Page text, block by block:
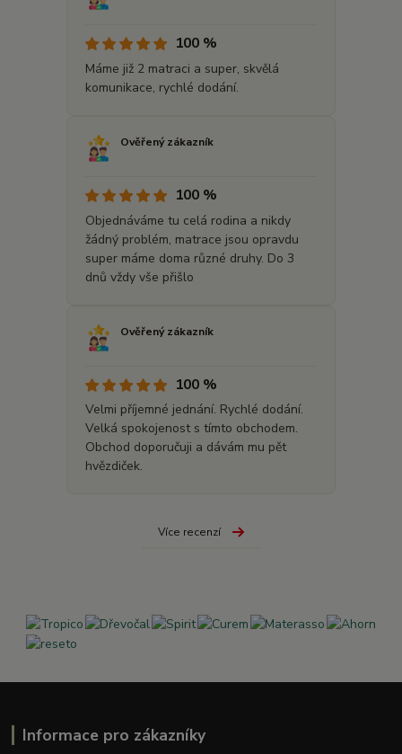
100 %
Máme již 2 matraci a super, skvělá
komunikace, rychlé dodání.
Ověřený zákazník
100 %
Objednáváme tu celá rodina a nikdy
žádný problém, matrace jsou opravdu
super máme doma různé druhy. Do 3
dnů vždy vše přišlo
Ověřený zákazník
100 %
Velmi příjemné jednání. Rychlé dodání.
Velká spokojenost s tímto obchodem.
Obchod doporučuji a dávám mu pět
hvězdiček.
Více recenzí
Informace pro zákazníky